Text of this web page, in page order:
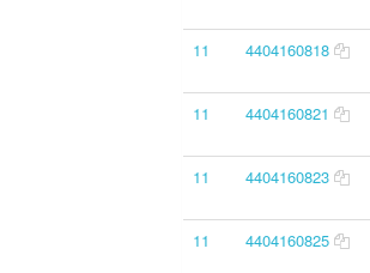
11 4404160818
11 4404160821
11 4404160823
11 4404160825